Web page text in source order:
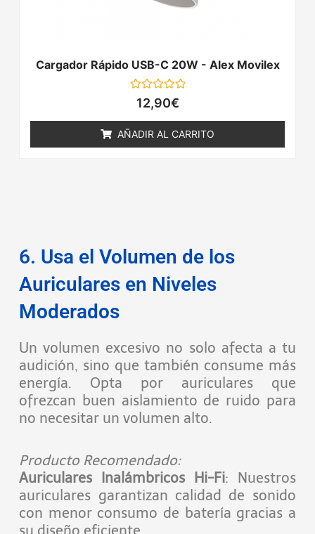
Cargador Rápido USB-C 20W - Alex Movilex
Valorado
con
de
5
12,90€
AÑADIR AL CARRITO
6. Usa el Volumen de los
Auriculares en Niveles
Moderados
Un volumen excesivo no solo afecta a tu
audición, sino que también consume más
energía. Opta por auriculares que
ofrezcan buen aislamiento de ruido para
no necesitar un volumen alto.
Producto Recomendado:
Auriculares Inalámbricos Hi-Fi: Nuestros
auriculares garantizan calidad de sonido
con menor consumo de batería gracias a
su diseño eficiente.